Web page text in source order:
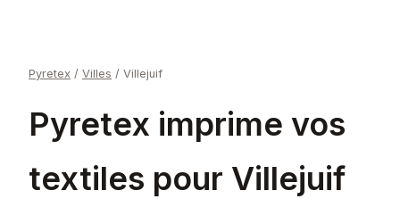
Pyretex / Villes / Villejuif
Pyretex imprime vos
textiles pour Villejuif